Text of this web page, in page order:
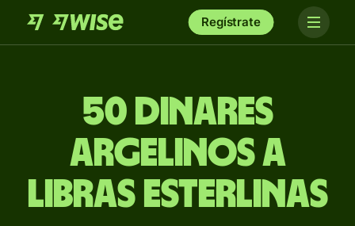
Regístrate
50 dinares
argelinos a
libras esterlinas